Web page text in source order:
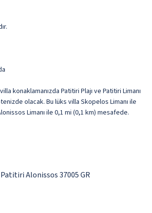
konaklamanızda Patitiri Plajı ve Patitiri Limanı
olacak. Bu lüks villa Skopelos Limanı ile
Limanı ile 0,1 mi (0,1 km) mesafede.
Alonissos 37005 GR